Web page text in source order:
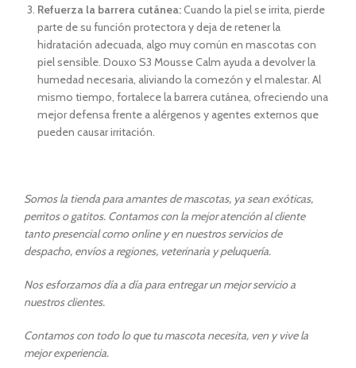
Refuerza la barrera cutánea:Cuando la piel se irrita, pierde
parte de su función protectora y deja de retener la
hidratación adecuada, algo muy común en mascotas con
piel sensible. Douxo S3 Mousse Calm ayuda a devolver la
humedad necesaria, aliviando la comezón y el malestar. Al
mismo tiempo, fortalece la barrera cutánea, ofreciendo una
mejor defensa frente a alérgenos y agentes externos que
pueden causar irritación.
Somos la tienda para amantes de mascotas, ya sean exóticas,
perritos o gatitos. Contamos con la mejor atención al cliente
tanto presencial como online y en nuestros servicios de
despacho, envíos a regiones, veterinaria y peluquería.
Nos esforzamos día a día para entregar un mejor servicio a
nuestros clientes.
Contamos con todo lo que tu mascota necesita, ven y vive la
mejor experiencia.